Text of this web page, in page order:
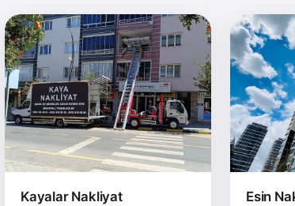
Kayalar Nakliyat Esin